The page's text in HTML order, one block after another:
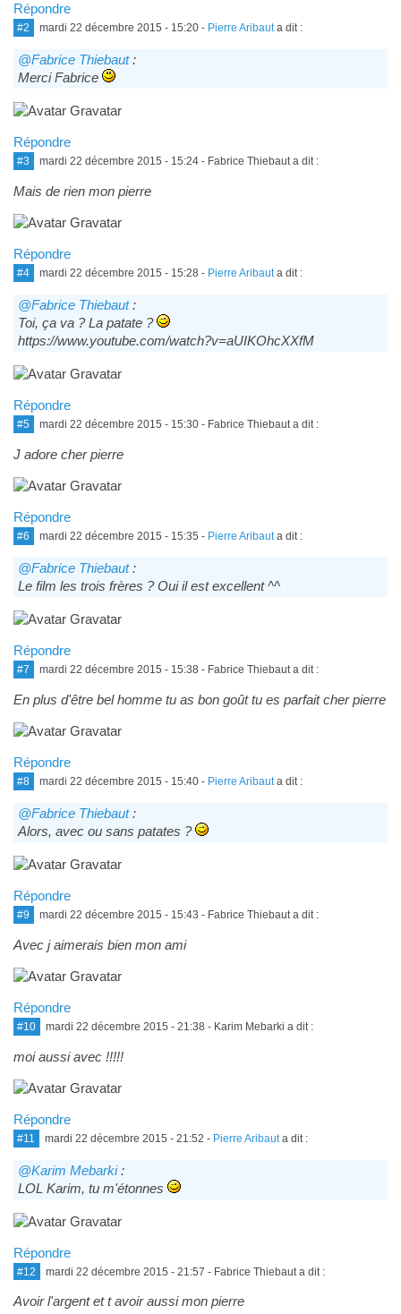
Répondre
#2 mardi 22 décembre 2015 - 15:20- Pierre Aribauta dit :
@Fabrice Thiebaut:
Merci Fabrice
Répondre
#3 mardi 22 décembre 2015 - 15:24- Fabrice Thiebaut a dit :
Mais de rien mon pierre
Répondre
#4 mardi 22 décembre 2015 - 15:28 - Pierre Aribauta dit :
@Fabrice Thiebaut:
Toi, ça va ? La patate ?
https://www.youtube.com/watch?v=aUIKOhcXXfM
Répondre
#5 mardi 22 décembre 2015 - 15:30- Fabrice Thiebaut a dit :
J adore cher pierre
Répondre
#6 mardi 22 décembre 2015 - 15:35 - Pierre Aribauta dit :
@Fabrice Thiebaut:
Le film les trois frères ? Oui il est excellent ^^
Répondre
#7 mardi 22 décembre 2015 - 15:38 - Fabrice Thiebaut a dit :
En plus d'être bel homme tu as bon goût tu es parfait cher pierre
Répondre
#8 mardi 22 décembre 2015 - 15:40- Pierre Aribauta dit :
@Fabrice Thiebaut:
Alors, avec ou sans patates ?
Répondre
#9 mardi 22 décembre 2015 - 15:43 - Fabrice Thiebaut a dit :
Avec j aimerais bien mon ami
Répondre
#10 mardi 22 décembre 2015 - 21:38 - Karim Mebarki a dit :
moi aussi avec !!!!!
Répondre
#11 mardi 22 décembre 2015 - 21:52 - Pierre Aribauta dit :
@Karim Mebarki:
LOL Karim, tu m'étonnes
Répondre
#12 mardi 22 décembre 2015 - 21:57 - Fabrice Thiebaut a dit :
Avoir l'argent et t avoir aussi mon pierre